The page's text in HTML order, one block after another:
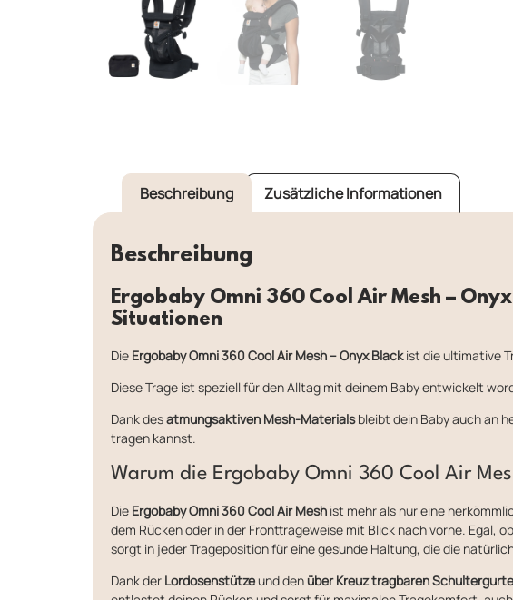
Beschreibung Zusätzliche Informationen
Beschreibung
Ergobaby Omni 360 Cool Air Mesh –
Situationen
Die Ergobaby Omni 360 Cool Air Mesh – Onyx Blackist die ultimative
Diese Trage ist speziell für den Alltag mit deinem Baby entwickelt
Dank desatmungsaktiven Mesh-Materialsbleibt dein Baby auch an
tragen kannst.
Warum die Ergobaby Omni 360 Cool Air
Die Ergobaby Omni 360 Cool Air Mesh ist mehr als nur eine
dem Rücken oder in der Fronttrageweise mit Blick nach vorne. Egal,
sorgt in jeder Trageposition für eine gesunde Haltung, die die
Dank der Lordosenstützeund denüber Kreuz tragbaren